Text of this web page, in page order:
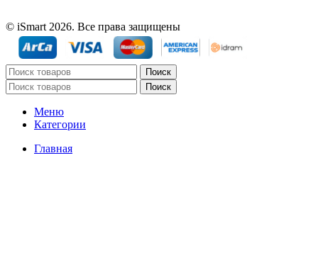
© iSmart 2026. Все права защищены
Поиск
Поиск
Меню
Категории
Главная